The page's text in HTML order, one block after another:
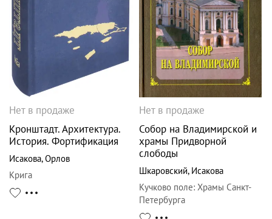
Нет в продаже
Кронштадт. Архитектура.
История. Фортификация
Исакова,Орлов
Крига
Нет в продаже
Собор на Владимирской и
храмы Придворной
слободы
Шкаровский, Исакова
Кучково поле: Храмы Санкт-
Петербурга